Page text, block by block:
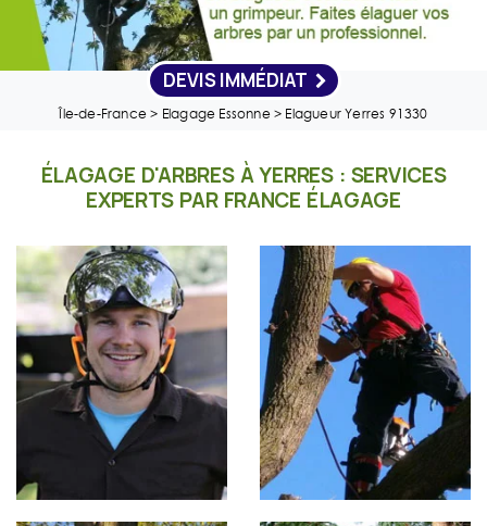
DEVIS IMMÉDIAT
Île-de-France> Elagage Essonne> Elagueur Yerres 91330
ÉLAGAGE D'ARBRES À YERRES : SERVICES
EXPERTS PAR FRANCE ÉLAGAGE